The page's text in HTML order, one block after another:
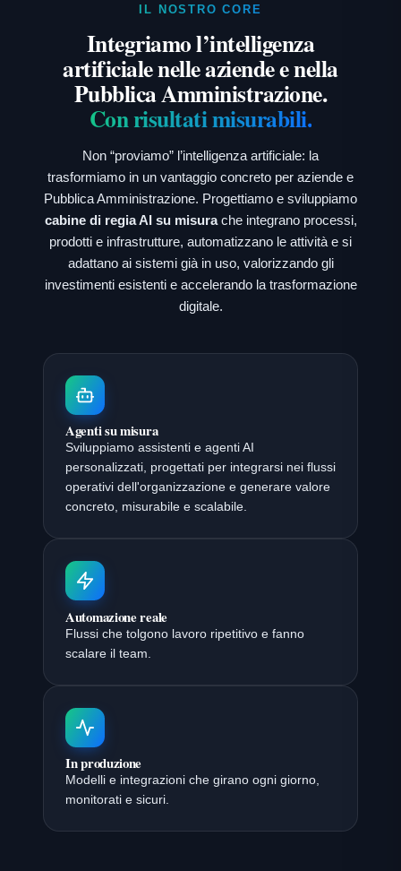
IL NOSTRO CORE
Integriamo l’intelligenza
artificiale nelle aziende e nella
Pubblica Amministrazione.
Con risultati misurabili.
Non “proviamo” l’intelligenza artificiale: la
trasformiamo in un vantaggio concreto per aziende e
Pubblica Amministrazione. Progettiamo e sviluppiamo
cabine di regia AI su misurache integrano processi,
prodotti e infrastrutture, automatizzano le attività e si
adattano ai sistemi già in uso, valorizzando gli
investimenti esistenti e accelerando la trasformazione
digitale.
Agenti su misura
Sviluppiamo assistenti e agenti AI
personalizzati, progettati per integrarsi nei flussi
operativi dell'organizzazione e generare valore
concreto, misurabile e scalabile.
Automazione reale
Flussi che tolgono lavoro ripetitivo e fanno
scalare il team.
In produzione
Modelli e integrazioni che girano ogni giorno,
monitorati e sicuri.